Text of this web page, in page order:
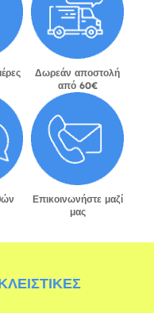
Δωρεάν αποστολή
από 60€
Επικοινωνήστε μαζί
μας